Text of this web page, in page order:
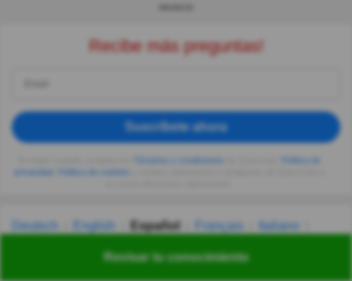
Revisar tu conocimiento
Recibe más preguntas!
Suscríbete ahora
privacidad
Deutsch English Español Français
Italiano
Українська हिन्दी 한국어 汉语